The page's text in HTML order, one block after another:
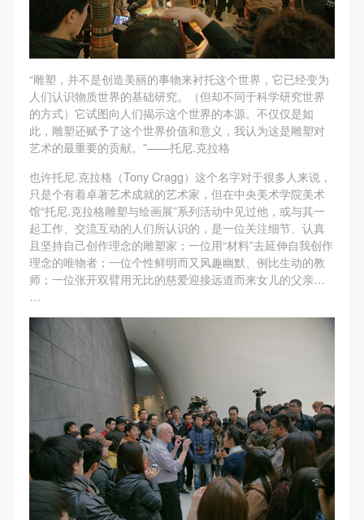
“雕塑，并不是创造美丽的事物来衬托这个世界，它已经变为
人们认识物质世界的基础研究。（但却不同于科学研究世界
的方式）它试图向人们揭示这个世界的本源。不仅仅是如
此，雕塑还赋予了这个世界价值和意义，我认为这是雕塑对
艺术的最重要的贡献。”——托尼.克拉格
也许托尼.克拉格（Tony Cragg）这个名字对于很多人来说，
只是个有着卓著艺术成就的艺术家，但在中央美术学院美术
馆“托尼.克拉格雕塑与绘画展”系列活动中见过他，或与其一
起工作、交流互动的人们所认识的，是一位关注细节、认真
且坚持自己创作理念的雕塑家；一位用“材料”去延伸自我创作
理念的唯物者；一位个性鲜明而又风趣幽默、例比生动的教
师；一位张开双臂用无比的慈爱迎接远道而来女儿的父亲…
…
中央美术学院美术馆活动安全免责协议书
第一条
本次活动公平公正、自愿参加与退出、风险与责任自
负的原则。但活动有风险，参加者应有必要的风险意
识。
第二条
参加本次活动者必须遵守中华人民共和国的相关法
律、法规，必须遵循道德和社会公德规范，并应该具
备以人为本、团结友爱、互相帮助和助人为乐的良好
品质。
第三条
参加本次活动人员应该是成年人（具有完全民事行为
能力的人，18周岁以上）未成年人必须在成年人的陪
第四条
参加活动者在此次活动期间的人身安全责任自负。鼓
励参加者自行购买人身安全保险。活动中一旦出现事
故，活动中任何非事故当事人及美术馆将不承担人身
事故的任何责任，但有互相援助的义务。参加活动的
成员应当积极主动的组织实施救援工作，但对事故本
身不承担任何法律责任和经济责任。参加本次活动者
的人身安全不负有民事及相关连带责任。
第五条
中央美术学院美术馆活动安全免责协议书
第一条
本次活动公平公正、自愿参加与退出、风险与责任自
负的原则。但活动有风险，参加者应有必要的风险意
识。
第二条
参加本次活动者必须遵守中华人民共和国的相关法
律、法规，必须遵循道德和社会公德规范，并应该具
备以人为本、团结友爱、互相帮助和助人为乐的良好
品质。
第三条
参加本次活动人员应该是成年人（具有完全民事行为
能力的人，18周岁以上）未成年人必须在成年人的陪
第四条
参加活动者在此次活动期间的人身安全责任自负。鼓
励参加者自行购买人身安全保险。活动中一旦出现事
故，活动中任何非事故当事人及美术馆将不承担人身
事故的任何责任，但有互相援助的义务。参加活动的
成员应当积极主动的组织实施救援工作，但对事故本
身不承担任何法律责任和经济责任。参加本次活动者
的人身安全不负有民事及相关连带责任。
第五条
中央美术学院美术馆活动安全免责协议书
第一条
本次活动公平公正、自愿参加与退出、风险与责任自
负的原则。但活动有风险，参加者应有必要的风险意
识。
第二条
参加本次活动者必须遵守中华人民共和国的相关法
律、法规，必须遵循道德和社会公德规范，并应该具
备以人为本、团结友爱、互相帮助和助人为乐的良好
品质。
第三条
参加本次活动人员应该是成年人（具有完全民事行为
能力的人，18周岁以上）未成年人必须在成年人的陪
第四条
参加活动者在此次活动期间的人身安全责任自负。鼓
励参加者自行购买人身安全保险。活动中一旦出现事
故，活动中任何非事故当事人及美术馆将不承担人身
事故的任何责任，但有互相援助的义务。参加活动的
成员应当积极主动的组织实施救援工作，但对事故本
身不承担任何法律责任和经济责任。参加本次活动者
的人身安全不负有民事及相关连带责任。
第五条